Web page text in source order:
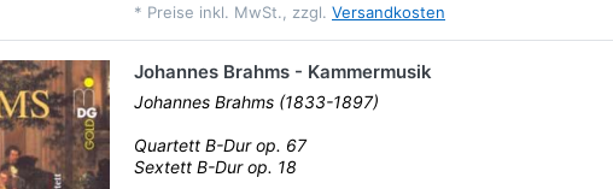
* Preise inkl. MwSt., zzgl. Versandkosten
Johannes Brahms - Kammermusik
Johannes Brahms (1833-1897)
Quartett B-Dur op. 67
Sextett B-Dur op. 18